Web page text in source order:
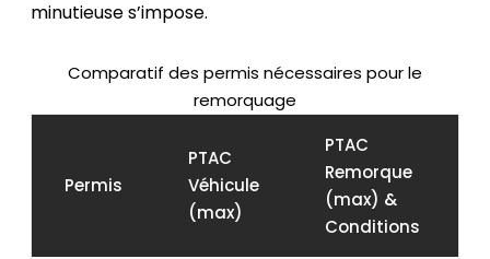
minutieuse s’impose.
Comparatif des permis nécessaires pour le
remorquage
Permis
PTAC
Véhicule
(max)
PTAC
Remorque
(max) &
Conditions